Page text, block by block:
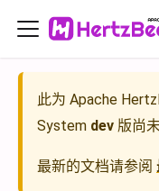
此为 Apache
System dev 版尚
最新的文档请参阅